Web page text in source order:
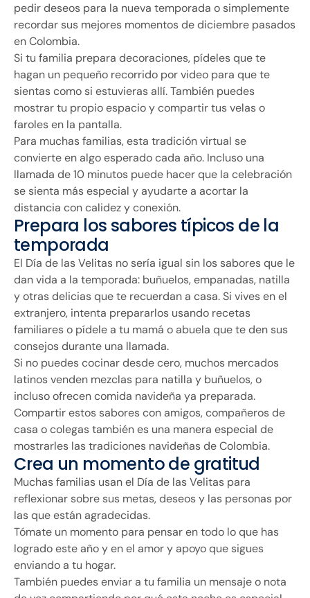
pedir deseos para la nueva temporada o simplemente
recordar sus mejores momentos de diciembre pasados
en Colombia.
Si tu familia prepara decoraciones, pídeles que te
hagan un pequeño recorrido por video para que te
sientas como si estuvieras allí. También puedes
mostrar tu propio espacio y compartir tus velas o
faroles en la pantalla.
Para muchas familias, esta tradición virtual se
convierte en algo esperado cada año. Incluso una
llamada de 10 minutos puede hacer que la celebración
se sienta más especial y ayudarte a acortar la
distancia con calidez y conexión.
Prepara los sabores típicos de la
temporada
El Día de las Velitas no sería igual sin los sabores que le
dan vida a la temporada: buñuelos, empanadas, natilla
y otras delicias que te recuerdan a casa. Si vives en el
extranjero, intenta prepararlos usando recetas
familiares o pídele a tu mamá o abuela que te den sus
consejos durante una llamada.
Si no puedes cocinar desde cero, muchos mercados
latinos venden mezclas para natilla y buñuelos, o
incluso ofrecen comida navideña ya preparada.
Compartir estos sabores con amigos, compañeros de
casa o colegas también es una manera especial de
mostrarles las tradiciones navideñas de Colombia.
Crea un momento de gratitud
Muchas familias usan el Día de las Velitas para
reflexionar sobre sus metas, deseos y las personas por
las que están agradecidas.
Tómate un momento para pensar en todo lo que has
logrado este año y en el amor y apoyo que sigues
enviando a tu hogar.
También puedes enviar a tu familia un mensaje o nota